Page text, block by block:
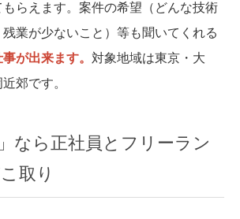
らえます。案件の希望（どんな技術
業が少ないこと）等も聞いてくれる
が出来ます。 対象地域は東京・大
郊です。
なら正社員とフリーラン
取り